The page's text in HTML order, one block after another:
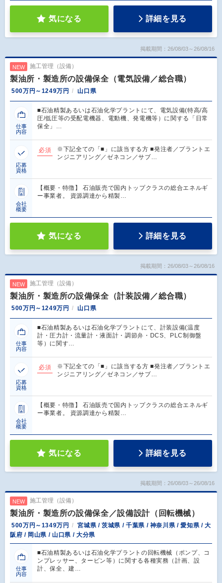
気になる 詳細を見る
掲載期間：26/08/03～26/08/16
NEW 施工管理（設備）
製油所・製造所の設備保全（電気設備／総合職）
500万円～1249万円 山口県
仕事
内容
■石油精製あるいは石油化学プラントにて、電気設備(特高/高
圧/低圧等の受配電機器、電動機、発電機等）に関する「日常
保全」…
応募
資格
必須
※下記全ての「■」に該当する方 ■発注者／プラントエ
ンジニアリング／ゼネコン／サブ…
会社
概要
【概要・特徴】 石油販売で国内トップクラスの総合エネルギ
ー事業者。 資源調達から精製…
気になる 詳細を見る
掲載期間：26/08/03～26/08/16
NEW 施工管理（設備）
製油所・製造所の設備保全（計装設備／総合職）
500万円～1249万円 山口県
仕事
内容
■石油精製あるいは石油化学プラントにて、計装設備(温度
計・圧力計・流量計・液面計・調節弁・DCS、PLC制御盤
等）に関す…
応募
資格
必須
※下記全ての「■」に該当する方 ■発注者／プラントエ
ンジニアリング／ゼネコン／サブ…
会社
概要
【概要・特徴】 石油販売で国内トップクラスの総合エネルギ
ー事業者。 資源調達から精製…
気になる 詳細を見る
掲載期間：26/08/03～26/08/16
NEW 施工管理（設備）
製油所・製造所の設備保全／設備設計（回転機械）
500万円～1349万円
宮城県 / 茨城県 / 千葉県 / 神奈川県 / 愛知県 / 大
阪府 / 岡山県 / 山口県 / 大分県
仕事
内容
■石油精製あるいは石油化学プラントの回転機械（ポンプ、コ
ンプレッサー、タービン等）に関する各種実務（計画、設
計、保全、建…